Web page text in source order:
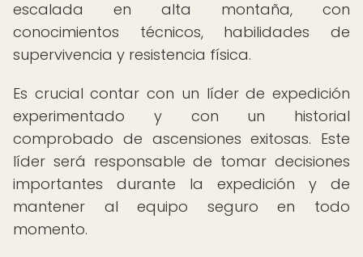
escalada en alta montaña, con
conocimientos técnicos, habilidades de
supervivencia y resistencia física.
Es crucial contar con un líder de expedición
experimentado y con un historial
comprobado de ascensiones exitosas. Este
líder será responsable de tomar decisiones
importantes durante la expedición y de
mantener al equipo seguro en todo
momento.